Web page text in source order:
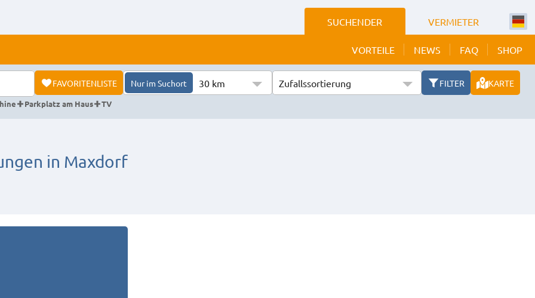
SUCHENDER VERMIETER
VORTEILE NEWS FAQ SHOP
FAVORITENLISTE Nur im Suchort 30 km Zufallssortierung FILTER
KARTE
Parkplatz am Haus TV
in Maxdorf